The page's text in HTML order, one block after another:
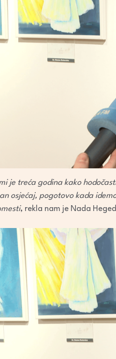
je treća godina kako
osjećaj, pogotovo kada
, rekla nam je Nada